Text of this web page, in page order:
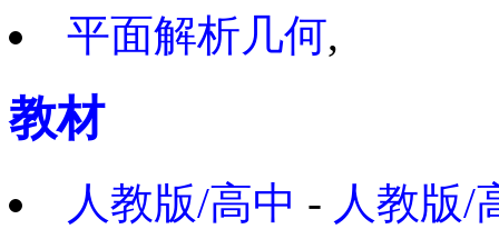
平面解析几何,
教材
人教版/高中 - 人教版/